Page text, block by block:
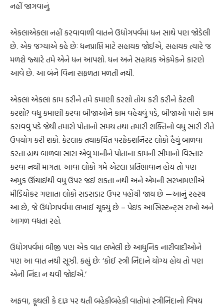
નહીં જાગવાનું.
એકલાએકલા નહીં કરવાવાળી વાતને ઉદ્યોગપર્વમાં ધન સાથે પણ જોડેલી
છે. એક જગ્યાએ કહે છેઃ ધનપ્રાપ્તિ માટે સહાયક જોઈએ, સહાયક ત્યારે જ
મળશે જ્યારે તમે એને ધન આપશો. ધન અને સહાયક એકમેકને કારણે
આવે છે. આ બંને વિના સફળતા મળતી નથી.
એકલાં એકલાં કામ કરીને તમે કમાણી કરશો તોય કરી કરીને કેટલી
કરશો? વધુ કમાણી કરવા બીજાઓને કામ વહેંચવું પડે, બીજાઓ પાસે કામ
કરાવવું પડે જેથી તમારો પોતાનો સમય તથા તમારી શક્તિનો વધુ સારી રીતે
ઉપયોગ કરી શકો. કેટલાક તથાકથિત પરફેક્શનિસ્ટ લોકો હૈયું બાળવા
કરતાં હાથ બાળવા સારા એવું માનીને પોતાના કામની સીમાનો વિસ્તાર
કરવા નથી માગતા. આવા લોકો ગમે એટલા પ્રતિભાવાન હોય તો પણ
અમુક ઊંચાઈથી વધુ ઉપર જઈ શકતા નથી અને એમની સરખામણીએ
મીડિયોકર ગણાતા લોકો સડસડાટ ઉપર પહોંચી જાય છે —આનું રહસ્ય
આ છે, જે ઉદ્યોગપર્વમાં લખાઈ ચૂક્યું છે – પેઇડ આસિસ્ટન્ટ્સ રાખો અને
આગળ વધતા રહો.
ઉદ્યોગપર્વમાં બીજી પણ એક વાત લખેલી છે આધુનિક નારીવાદીઓને
પણ આ વાત નથી સૂઝી. કહ્યું છેઃ ‘કોઈ સ્ત્રી નિંદાને યોગ્ય હોય તો પણ
એની નિંદા ન થવી જોઈએ.’
અફવા, કૂથલી કે દારૂ પર થતી બહેકીબહેકી વાતોમાં સ્ત્રીનિંદાનો વિષય